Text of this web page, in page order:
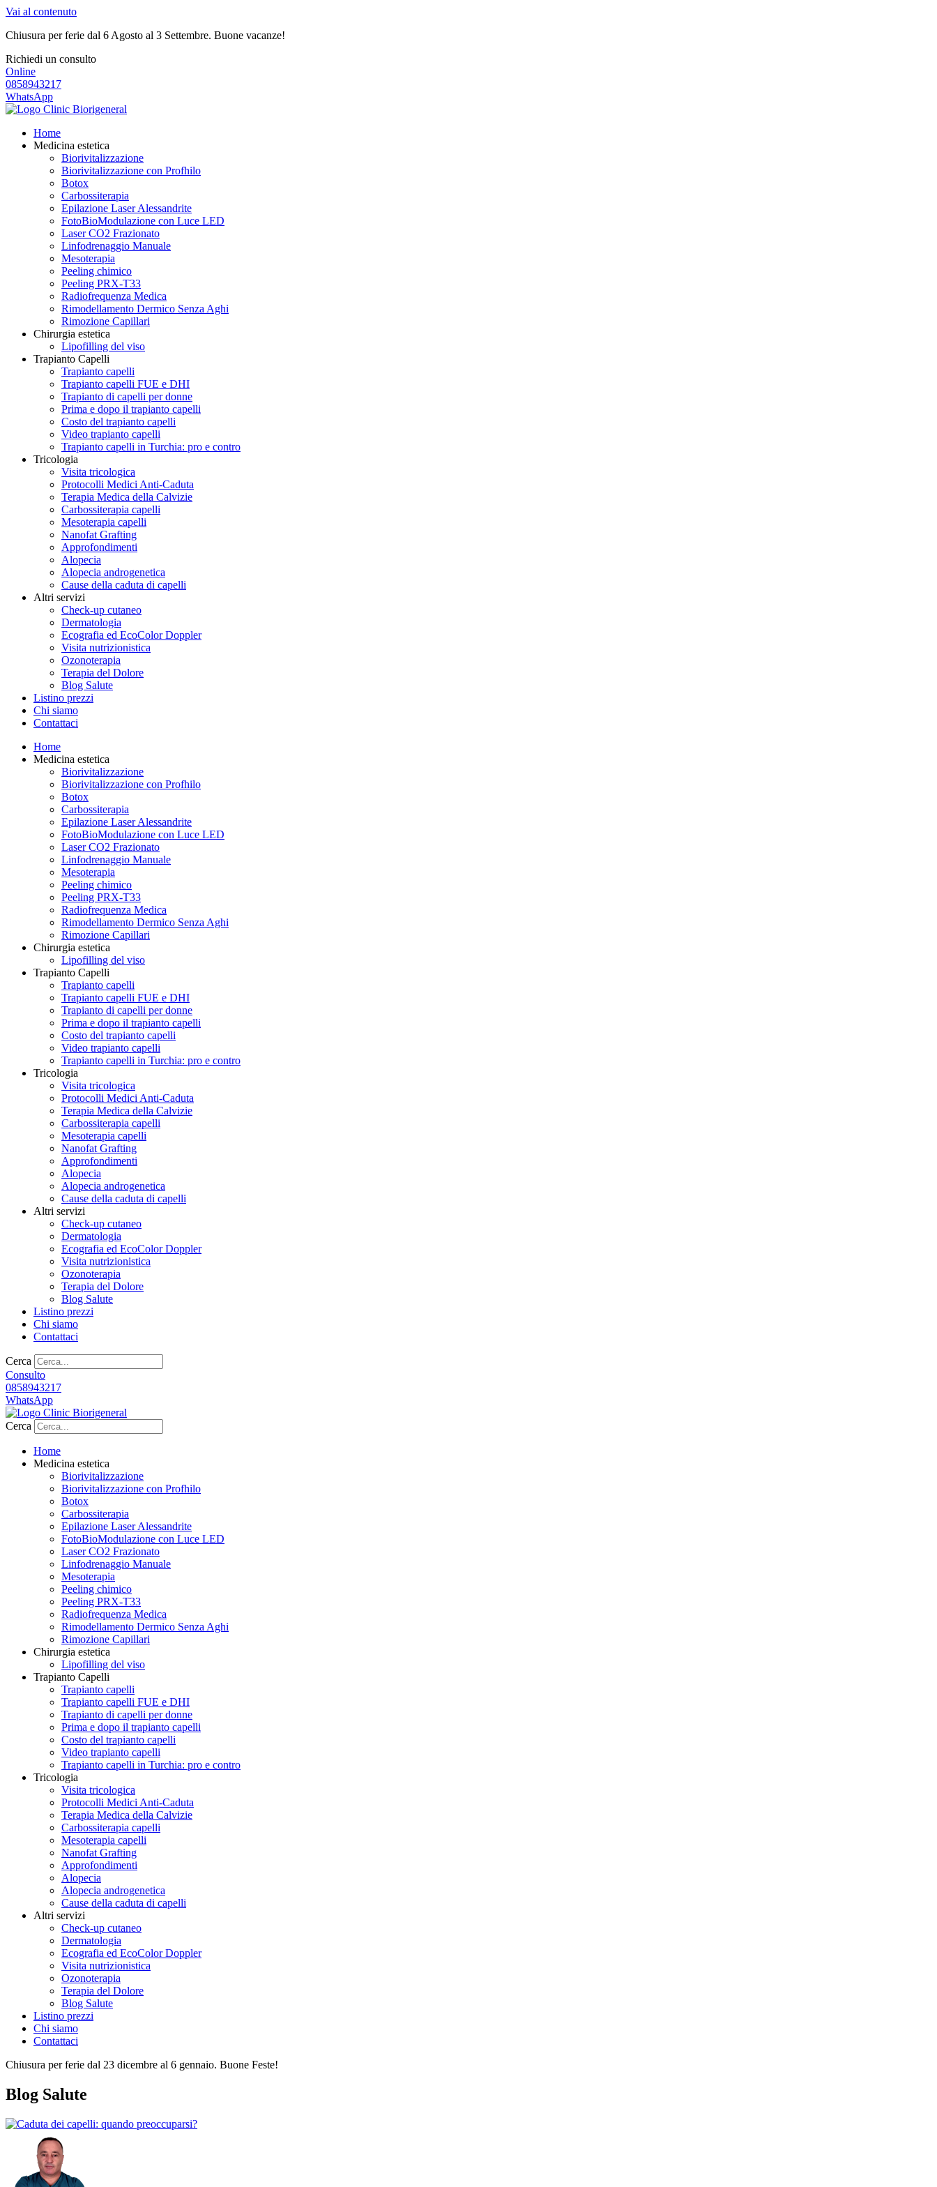
Vai al contenuto
Chiusura per ferie dal 6 Agosto al 3 Settembre. Buone vacanze!
Richiedi un consulto
Online
0858943217
WhatsApp
Home
Medicina estetica
Biorivitalizzazione
Biorivitalizzazione con Profhilo
Botox
Carbossiterapia
Epilazione Laser Alessandrite
FotoBioModulazione con Luce LED
Laser CO2 Frazionato
Linfodrenaggio Manuale
Mesoterapia
Peeling chimico
Peeling PRX-T33
Radiofrequenza Medica
Rimodellamento Dermico Senza Aghi
Rimozione Capillari
Chirurgia estetica
Lipofilling del viso
Trapianto Capelli
Trapianto capelli
Trapianto capelli FUE e DHI
Trapianto di capelli per donne
Prima e dopo il trapianto capelli
Costo del trapianto capelli
Video trapianto capelli
Trapianto capelli in Turchia: pro e contro
Tricologia
Visita tricologica
Protocolli Medici Anti-Caduta
Terapia Medica della Calvizie
Carbossiterapia capelli
Mesoterapia capelli
Nanofat Grafting
Approfondimenti
Alopecia
Alopecia androgenetica
Cause della caduta di capelli
Altri servizi
Check-up cutaneo
Dermatologia
Ecografia ed EcoColor Doppler
Visita nutrizionistica
Ozonoterapia
Terapia del Dolore
Blog Salute
Listino prezzi
Chi siamo
Contattaci
Home
Medicina estetica
Biorivitalizzazione
Biorivitalizzazione con Profhilo
Botox
Carbossiterapia
Epilazione Laser Alessandrite
FotoBioModulazione con Luce LED
Laser CO2 Frazionato
Linfodrenaggio Manuale
Mesoterapia
Peeling chimico
Peeling PRX-T33
Radiofrequenza Medica
Rimodellamento Dermico Senza Aghi
Rimozione Capillari
Chirurgia estetica
Lipofilling del viso
Trapianto Capelli
Trapianto capelli
Trapianto capelli FUE e DHI
Trapianto di capelli per donne
Prima e dopo il trapianto capelli
Costo del trapianto capelli
Video trapianto capelli
Trapianto capelli in Turchia: pro e contro
Tricologia
Visita tricologica
Protocolli Medici Anti-Caduta
Terapia Medica della Calvizie
Carbossiterapia capelli
Mesoterapia capelli
Nanofat Grafting
Approfondimenti
Alopecia
Alopecia androgenetica
Cause della caduta di capelli
Altri servizi
Check-up cutaneo
Dermatologia
Ecografia ed EcoColor Doppler
Visita nutrizionistica
Ozonoterapia
Terapia del Dolore
Blog Salute
Listino prezzi
Chi siamo
Contattaci
Cerca
Consulto
0858943217
WhatsApp
Cerca
Home
Medicina estetica
Biorivitalizzazione
Biorivitalizzazione con Profhilo
Botox
Carbossiterapia
Epilazione Laser Alessandrite
FotoBioModulazione con Luce LED
Laser CO2 Frazionato
Linfodrenaggio Manuale
Mesoterapia
Peeling chimico
Peeling PRX-T33
Radiofrequenza Medica
Rimodellamento Dermico Senza Aghi
Rimozione Capillari
Chirurgia estetica
Lipofilling del viso
Trapianto Capelli
Trapianto capelli
Trapianto capelli FUE e DHI
Trapianto di capelli per donne
Prima e dopo il trapianto capelli
Costo del trapianto capelli
Video trapianto capelli
Trapianto capelli in Turchia: pro e contro
Tricologia
Visita tricologica
Protocolli Medici Anti-Caduta
Terapia Medica della Calvizie
Carbossiterapia capelli
Mesoterapia capelli
Nanofat Grafting
Approfondimenti
Alopecia
Alopecia androgenetica
Cause della caduta di capelli
Altri servizi
Check-up cutaneo
Dermatologia
Ecografia ed EcoColor Doppler
Visita nutrizionistica
Ozonoterapia
Terapia del Dolore
Blog Salute
Listino prezzi
Chi siamo
Contattaci
Chiusura per ferie dal 23 dicembre al 6 gennaio. Buone Feste!
Blog Salute